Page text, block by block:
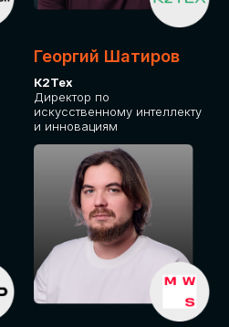
ОТПРАВИТЬ
Георгий Шатиров
К2Тех
Директор по
искусственному интеллекту
и инновациям